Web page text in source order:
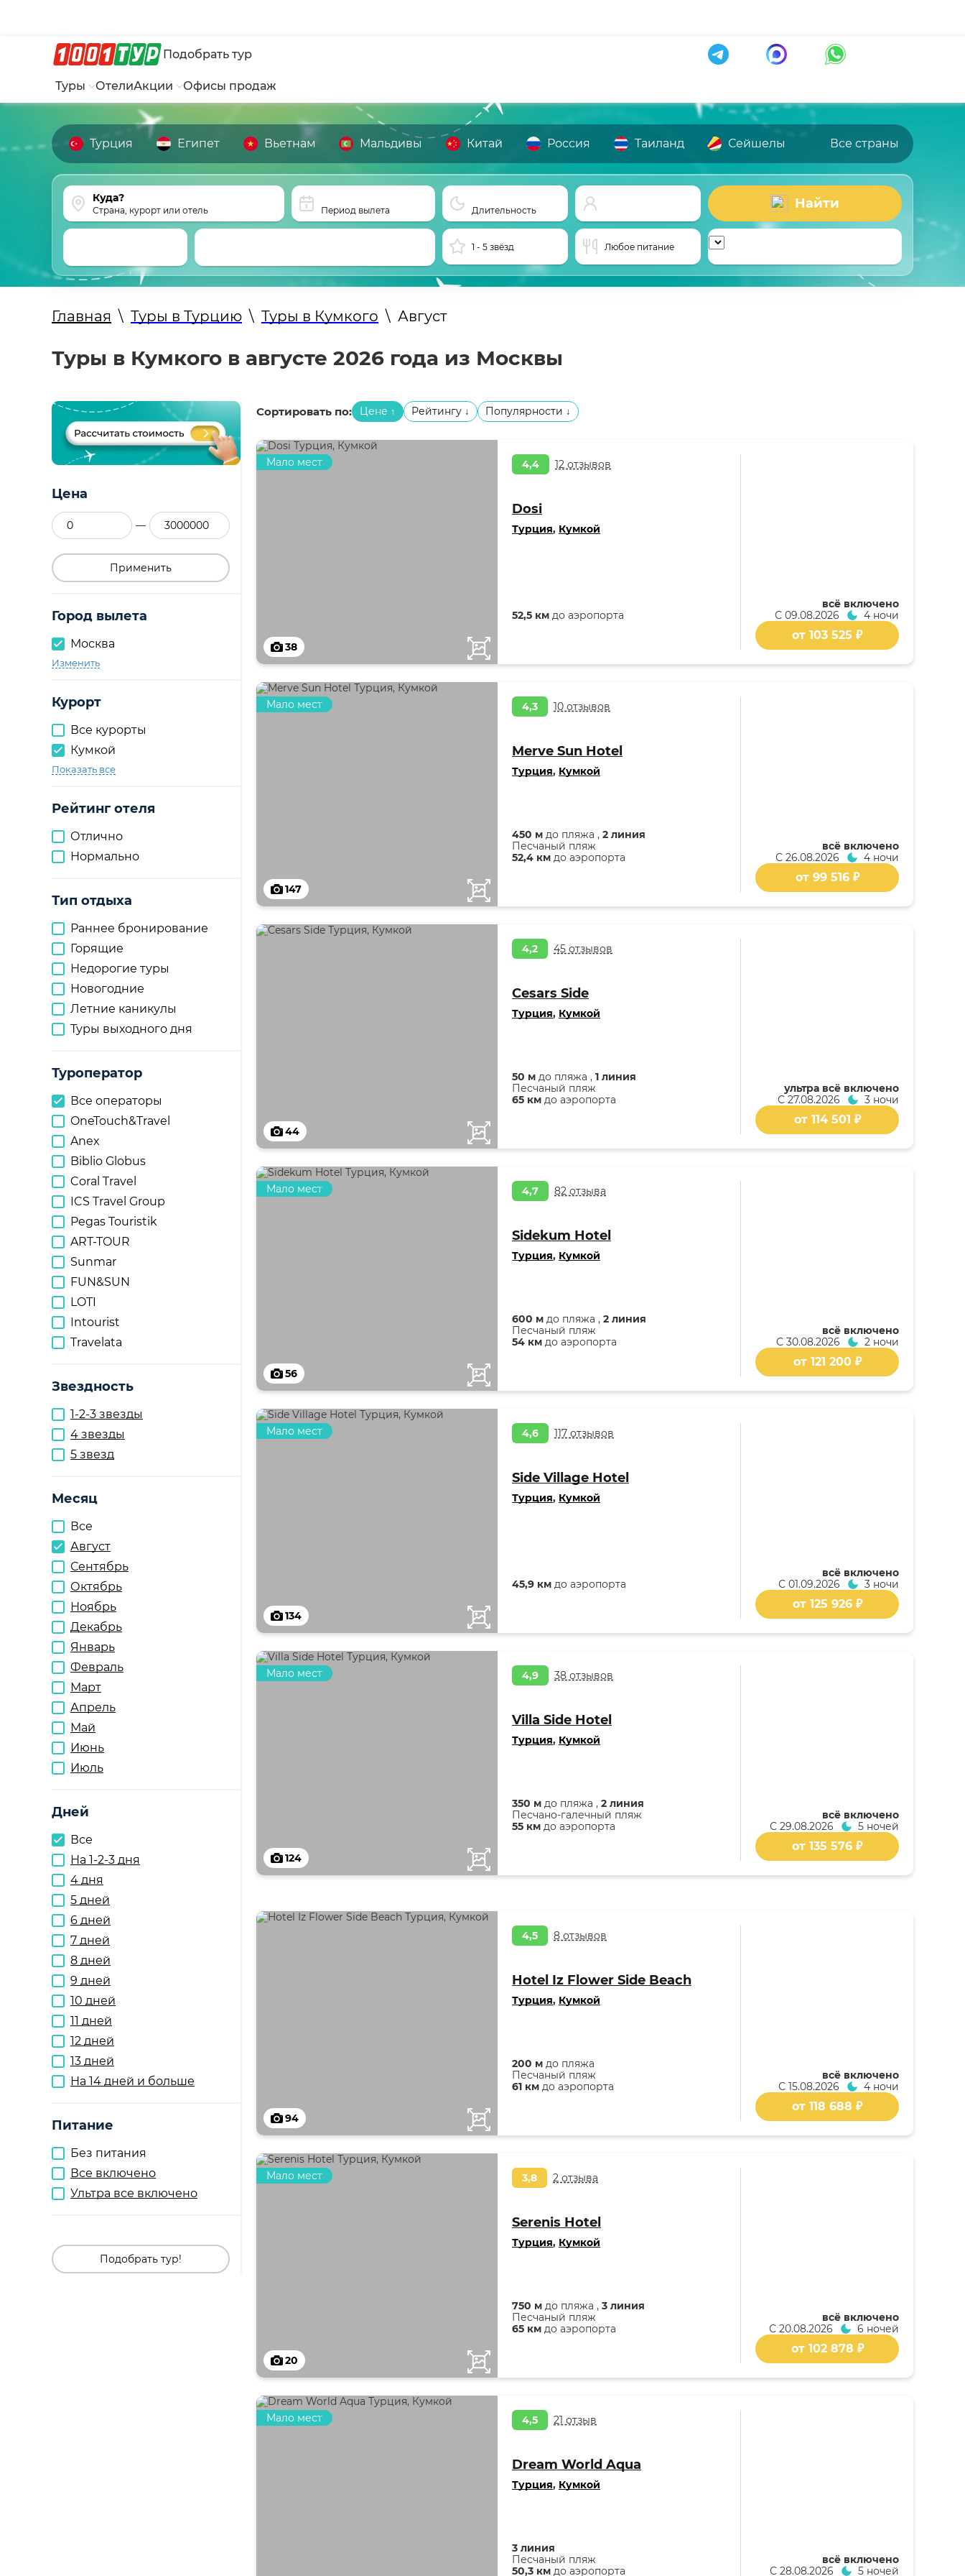
Подобрать тур
Туры ОтелиАкции Офисы продаж
Турция Египет Вьетнам Мальдивы Китай Россия Таиланд Сейшелы Все страны
Страна, курорт или отель Период вылета Длительность Найти
1 - 5 звёзд Любое питание
Главная \ Туры в Турцию \ Туры в Кумкого \ Август
Туры в Кумкого в августе 2026 года из Москвы
Цена
—
Применить
Город вылета
Москва
Изменить
Курорт
Все курорты
Кумкой
Показать все
Рейтинг отеля
Отлично
Нормально
Тип отдыха
Раннее бронирование
Горящие
Недорогие туры
Новогодние
Летние каникулы
Туры выходного дня
Туроператор
Все операторы
OneTouch&Travel
Anex
Biblio Globus
Coral Travel
ICS Travel Group
Pegas Touristik
ART-TOUR
Sunmar
FUN&SUN
LOTI
Intourist
Travelata
Звездность
1-2-3 звезды
4 звезды
5 звезд
Месяц
Все
Август
Сентябрь
Октябрь
Ноябрь
Декабрь
Январь
Февраль
Март
Апрель
Май
Июнь
Июль
Дней
Все
На 1-2-3 дня
4 дня
5 дней
6 дней
7 дней
8 дней
9 дней
10 дней
11 дней
12 дней
13 дней
На 14 дней и больше
Питание
Без питания
Все включено
Ультра все включено
Подобрать тур!
Сортировать по: Цене ↑ Рейтингу ↓ Популярности ↓
38
Мало мест 4,4 12 отзывов
Dosi
Турция, Кумкой
52,5 км до аэропорта
всё включено
С 09.08.2026 4 ночи
от 103 525 ₽
147
Мало мест 4,3 10 отзывов
Merve Sun Hotel
Турция, Кумкой
450 м до пляжа , 2 линия
Песчаный пляж
52,4 км до аэропорта
всё включено
С 26.08.2026 4 ночи
от 99 516 ₽
44
4,2 45 отзывов
Cesars Side
Турция, Кумкой
50 м до пляжа , 1 линия
Песчаный пляж
65 км до аэропорта
ультра всё включено
С 27.08.2026 3 ночи
от 114 501 ₽
56
Мало мест 4,7 82 отзыва
Sidekum Hotel
Турция, Кумкой
600 м до пляжа , 2 линия
Песчаный пляж
54 км до аэропорта
всё включено
С 30.08.2026 2 ночи
от 121 200 ₽
134
Мало мест 4,6 117 отзывов
Side Village Hotel
Турция, Кумкой
45,9 км до аэропорта
всё включено
С 01.09.2026 3 ночи
от 125 926 ₽
124
Мало мест 4,9 38 отзывов
Villa Side Hotel
Турция, Кумкой
350 м до пляжа , 2 линия
Песчано-галечный пляж
55 км до аэропорта
всё включено
С 29.08.2026 5 ночей
от 135 576 ₽
94
4,5 8 отзывов
Hotel Iz Flower Side Beach
Турция, Кумкой
200 м до пляжа
Песчаный пляж
61 км до аэропорта
всё включено
С 15.08.2026 4 ночи
от 118 688 ₽
20
Мало мест 3,8 2 отзыва
Serenis Hotel
Турция, Кумкой
750 м до пляжа , 3 линия
Песчаный пляж
65 км до аэропорта
всё включено
С 20.08.2026 6 ночей
от 102 878 ₽
Мало мест 4,5 21 отзыв
Dream World Aqua
Турция, Кумкой
3 линия
Песчаный пляж
50,3 км до аэропорта
всё включено
С 28.08.2026 5 ночей